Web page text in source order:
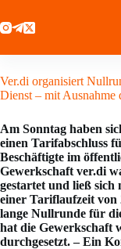
Inhalt
springen
Ver.di organisiert
Dienst – mit Ausnahme
Am Sonntag haben
einen Tarifabschluss
Beschäftigte im
Gewerkschaft ver.di
gestartet und ließ
einer Tariflaufzeit von
lange Nullrunde für
hat die Gewerkschaft
durchgesetzt. – Ein